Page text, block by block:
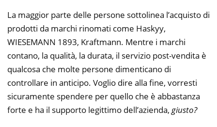
La maggior parte delle persone sottolinea l’acquisto di
prodotti da marchi rinomati come Haskyy,
WIESEMANN 1893, Kraftmann. Mentre i marchi
contano, la qualità, la durata, il servizio post-vendita è
qualcosa che molte persone dimenticano di
controllare in anticipo. Voglio dire alla fine, vorresti
sicuramente spendere per quello che è abbastanza
forte e ha il supporto legittimo dell’azienda, giusto?